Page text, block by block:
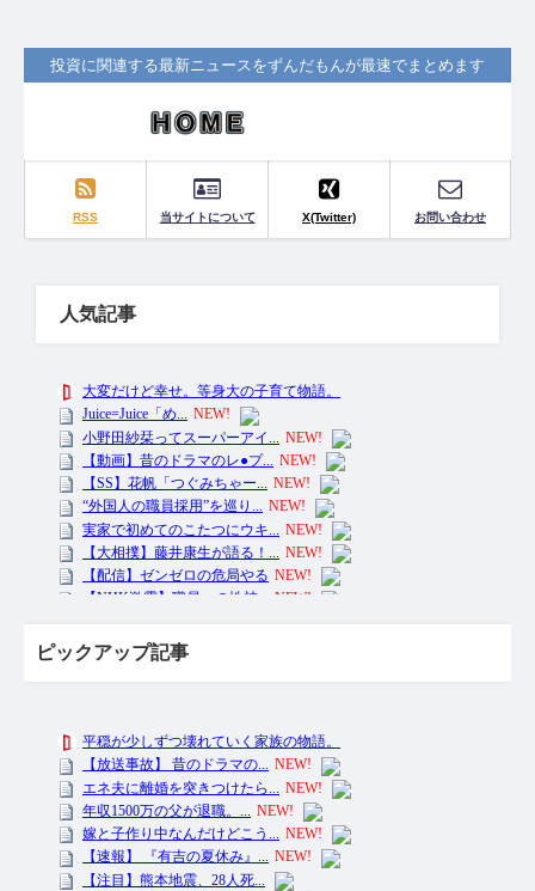
投資に関連する最新ニュースをずんだもんが最速でまとめます
RSS 当サイトについて X(Twitter) お問い合わせ
人気記事
ピックアップ記事